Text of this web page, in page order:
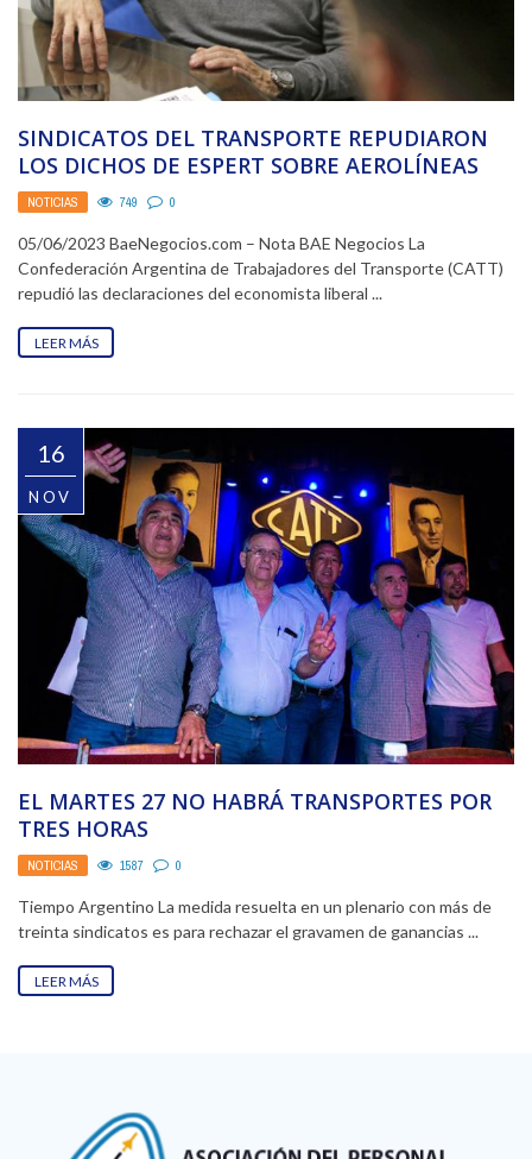
SINDICATOS DEL TRANSPORTE REPUDIARON
LOS DICHOS DE ESPERT SOBRE AEROLÍNEAS
NOTICIAS 749 0
05/06/2023 BaeNegocios.com – Nota BAE Negocios La
Confederación Argentina de Trabajadores del Transporte (CATT)
repudió las declaraciones del economista liberal ...
LEER MÁS
16
NOV
EL MARTES 27 NO HABRÁ TRANSPORTES POR
TRES HORAS
NOTICIAS 1587 0
Tiempo Argentino La medida resuelta en un plenario con más de
treinta sindicatos es para rechazar el gravamen de ganancias ...
LEER MÁS